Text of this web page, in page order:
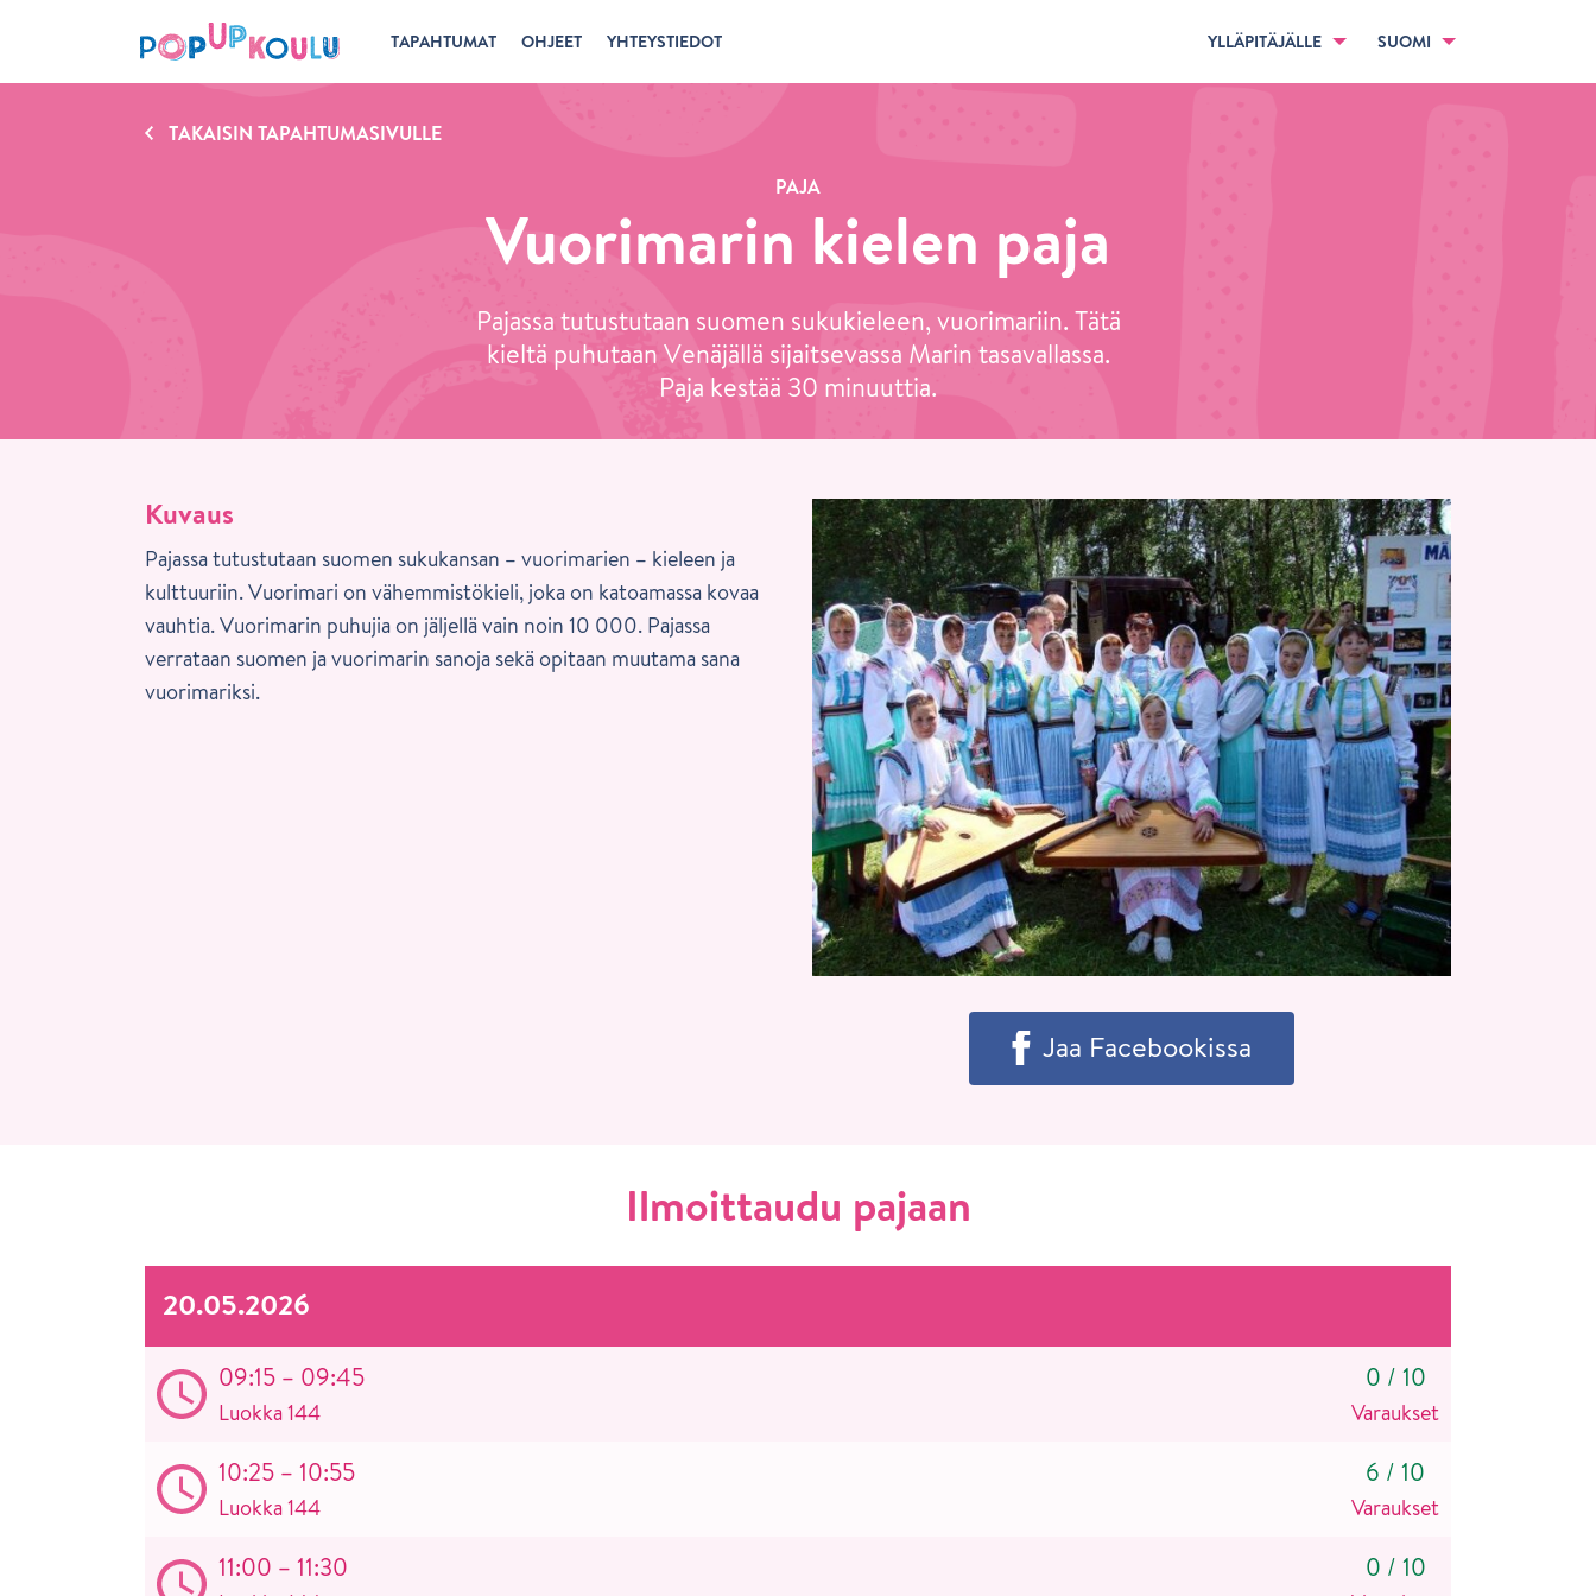
TAPAHTUMAT OHJEET YHTEYSTIEDOT YLLÄPITÄJÄLLE SUOMI
TAKAISIN TAPAHTUMASIVULLE
PAJA
Vuorimarin kielen paja
Pajassa tutustutaan suomen sukukieleen, vuorimariin. Tätä
kieltä puhutaan Venäjällä sijaitsevassa Marin tasavallassa.
Paja kestää 30 minuuttia.
Kuvaus
Pajassa tutustutaan suomen sukukansan – vuorimarien – kieleen ja
kulttuuriin. Vuorimari on vähemmistökieli, joka on katoamassa kovaa
vauhtia. Vuorimarin puhujia on jäljellä vain noin 10 000. Pajassa
verrataan suomen ja vuorimarin sanoja sekä opitaan muutama sana
vuorimariksi.
Jaa Facebookissa
Ilmoittaudu pajaan
20.05.2026
09:15 – 09:45
Luokka 144
0 / 10
Varaukset
10:25 – 10:55
Luokka 144
6 / 10
Varaukset
11:00 – 11:30 0 / 10